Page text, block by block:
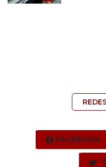
FACEBOOK